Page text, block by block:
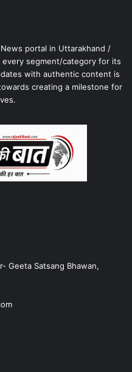
portal in Uttarakhand /
segment/category for its
with authentic content is
creating a milestone for
Geeta Satsang Bhawan,